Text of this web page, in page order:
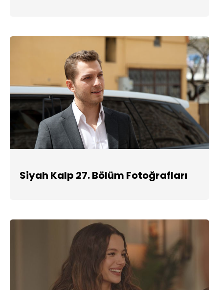
Siyah Kalp 27. Bölüm Fotoğrafları